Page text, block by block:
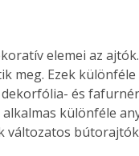
elemei az
meg. Ezek
dekorfólia- és
különféle
változatos